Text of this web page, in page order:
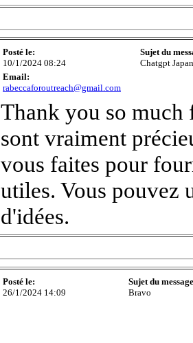
Posté le:
10/1/2024 08:24
Sujet du
Chatgpt Japan
Email:
rabeccaforoutreach@gmail.com
Thank you so much
sont vraiment
vous faites pour
utiles. Vous pouvez
d'idées.
Posté le:
26/1/2024 14:09
Sujet du
Bravo